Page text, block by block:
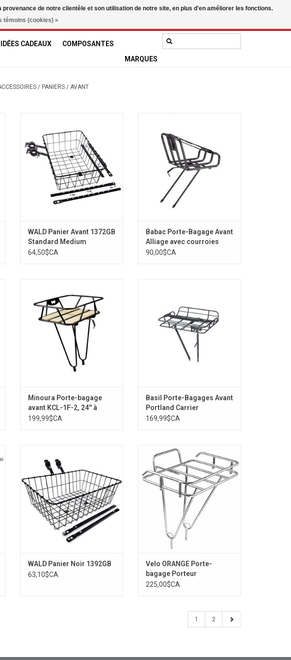
IDÉES CADEAUX
COMPOSANTES
MARQUES
/ PANIERS / AVANT
AJOUTER AU PANIER
WALD Panier Avant 1372GB
Standard Medium
64,50$CA
AJOUTER AU PANIER
Babac Porte-Bagage Avant
Alliage avec courroies
90,00$CA
AJOUTER AU PANIER
Minoura Porte-bagage
avant KCL-1F-2, 24'' à
700C, Black
199,99$CA
Basil Porte-Bagages Avant
Portland Carrier
169,99$CA
WALD Panier Noir 1392GB
63,10$CA
Velo ORANGE Porte-bagage
Porteur
Velo ORANGE Porte-
bagage Porteur
225,00$CA
1 2
de notre clientèle et son utilisation de notre site, en plus d'en améliorer les fonctions.
témoins (cookies) »